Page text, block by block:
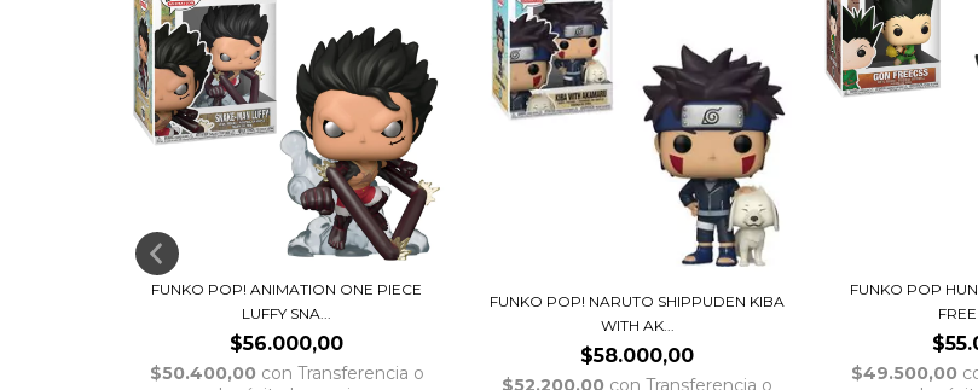
FUNKO POP! ANIMATION ONE PIECE
LUFFY SNA...
$56.000,00
$50.400,00 con Transferencia o
FUNKO POP! NARUTO SHIPPUDEN KIBA
WITH AK...
$58.000,00
$52.200,00 con Transferencia o
FUNKO POP
$49.500,00